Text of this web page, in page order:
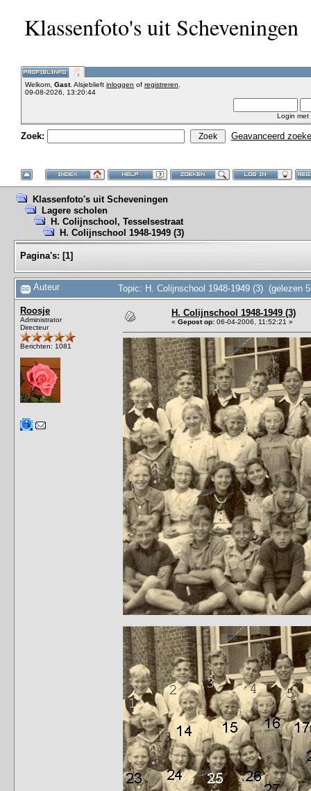
Klassenfoto's uit Scheveningen
Welkom, Gast. Alsjeblieft inloggen of registreren
09-08-2026, 13:20:44
Login met
Zoek: Geavanceerd
Klassenfoto's uit Scheveningen
Lagere scholen
H. Colijnschool, Tesselsestraat
H. Colijnschool 1948-1949 (3)
Pagina's: [1]
Auteur Topic: H. Colijnschool 1948-1949 (3) (gelezen
Roosje
Administrator
Directeur
Berichten: 1081
H. Colijnschool 1948-1949 (3)
« Gepost op: 06-04-2006, 11:52:21 »